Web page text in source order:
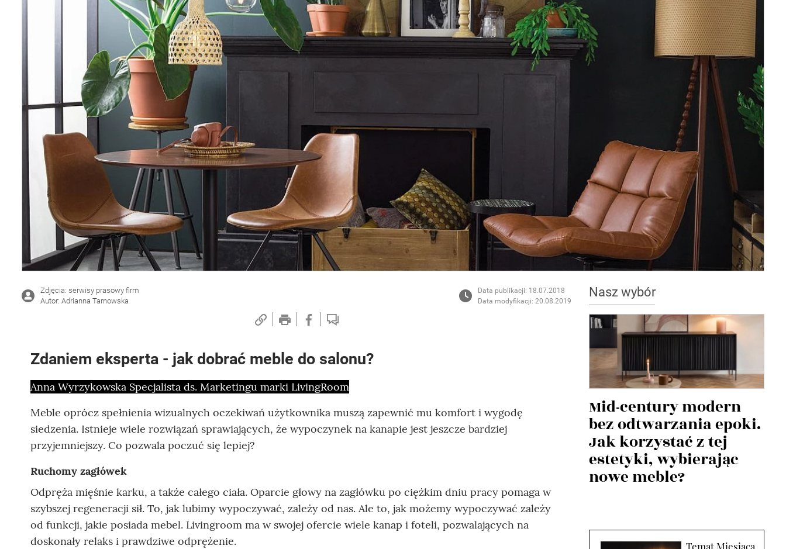
Wellnes
DIY
Zdjęcia: serwisy prasowy firm
Autor: Adrianna Tarnowska
Data publikacji: 18.07.2018
Data modyfikacji: 20.08.2019
Zdaniem eksperta - jak dobrać meble do salonu?
Anna Wyrzykowska Specjalista ds. Marketingu marki LivingRoom
Meble oprócz spełnienia wizualnych oczekiwań użytkownika muszą zapewnić mu komfort i wygodę
siedzenia. Istnieje wiele rozwiązań sprawiających, że wypoczynek na kanapie jest jeszcze bardziej
przyjemniejszy. Co pozwala poczuć się lepiej?
Ruchomy zagłówek
Odpręża mięśnie karku, a także całego ciała. Oparcie głowy na zagłówku po ciężkim dniu pracy pomaga w
szybszej regeneracji sił. To, jak lubimy wypoczywać, zależy od nas. Ale to, jak możemy wypoczywać zależy
od funkcji, jakie posiada mebel. Livingroom ma w swojej ofercie wiele kanap i foteli, pozwalających na
doskonały relaks i prawdziwe odprężenie.
Nasz wybór
Mid-century modern
bez odtwarzania epoki.
Jak korzystać z tej
estetyki, wybierając
nowe meble?